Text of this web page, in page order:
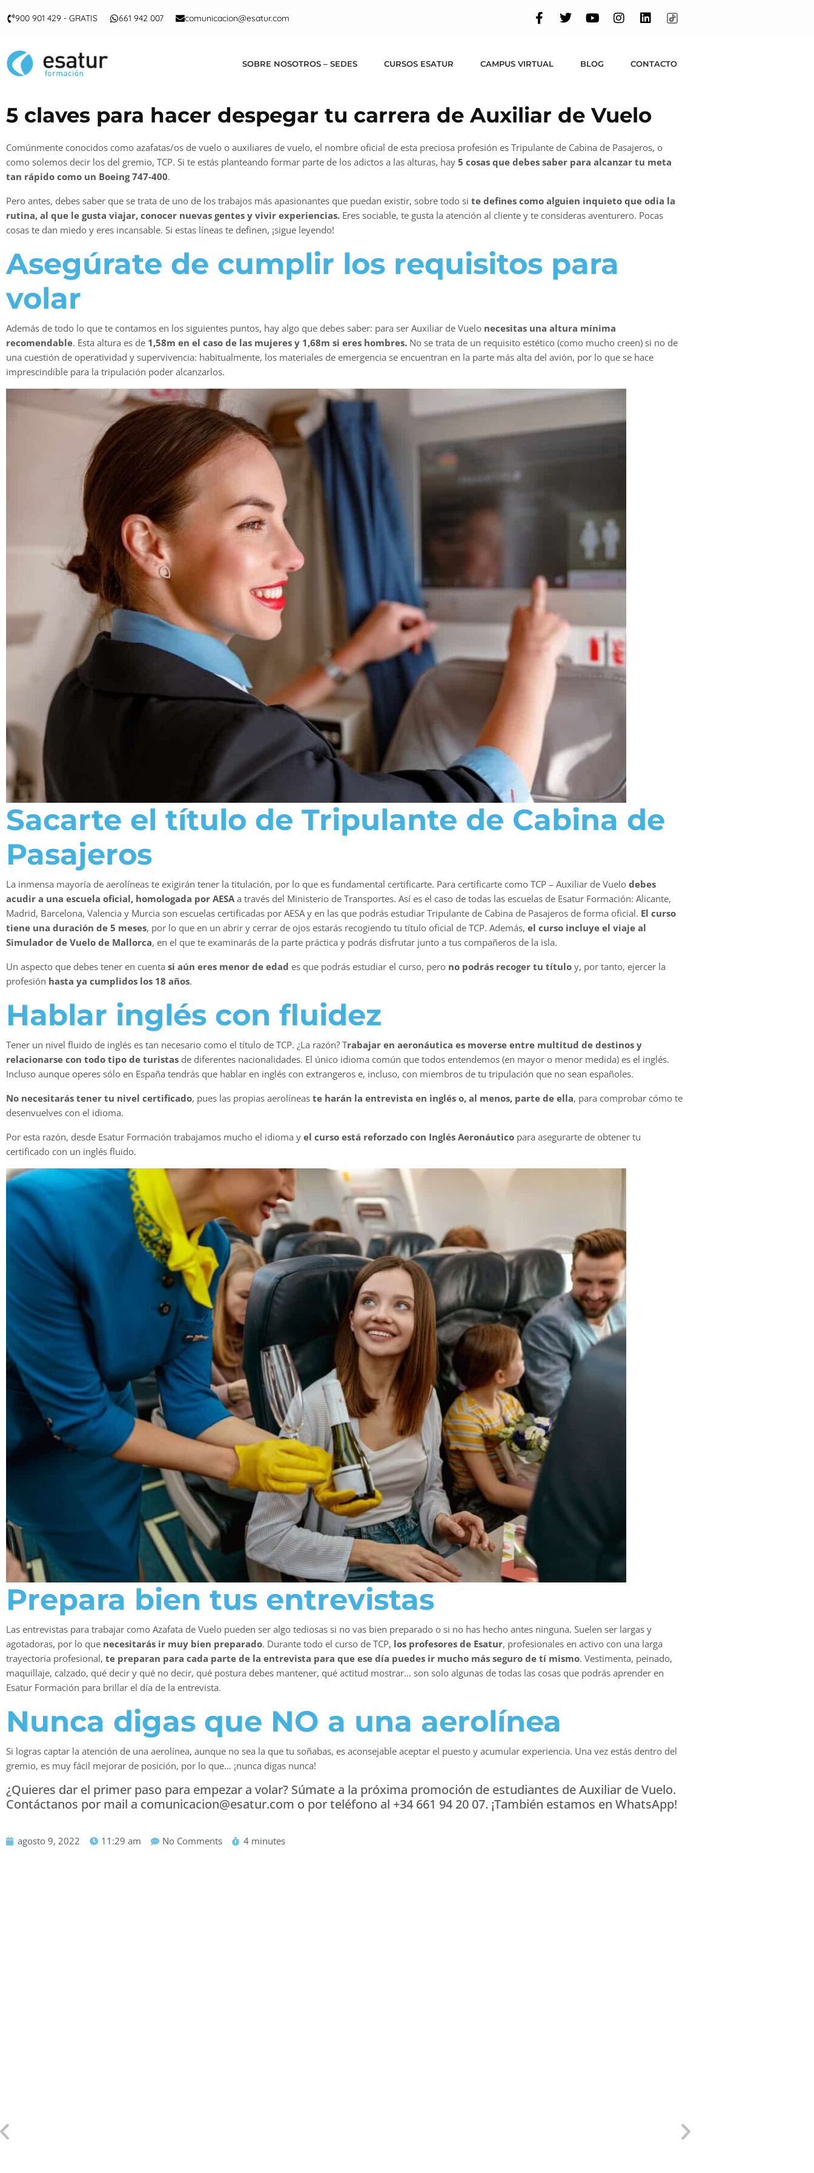
900 901 429 - GRATIS 661 942 007 comunicacion@esatur.com
SOBRE NOSOTROS – SEDES CURSOS ESATUR CAMPUS VIRTUAL BLOG CONTACTO
5 claves para hacer despegar tu carrera de Auxiliar de Vuelo
Comúnmente conocidos como azafatas/os de vuelo o auxiliares de vuelo, el nombre oficial de esta preciosa profesión es Tripulante de Cabina de Pasajeros, o
como solemos decir los del gremio, TCP. Si te estás planteando formar parte de los adictos a las alturas, hay 5 cosas que debes saber para alcanzar tu meta
tan rápido como un Boeing 747-400.
Pero antes, debes saber que se trata de uno de los trabajos más apasionantes que puedan existir, sobre todo si te defines como alguien inquieto que odia la
rutina, al que le gusta viajar, conocer nuevas gentes y vivir experiencias. Eres sociable, te gusta la atención al cliente y te consideras aventurero. Pocas
cosas te dan miedo y eres incansable. Si estas líneas te definen, ¡sigue leyendo!
Asegúrate de cumplir los requisitos para
volar
Además de todo lo que te contamos en los siguientes puntos, hay algo que debes saber: para ser Auxiliar de Vuelo necesitas una altura mínima
recomendable. Esta altura es de 1,58m en el caso de las mujeres y 1,68m si eres hombres. No se trata de un requisito estético (como mucho creen) si no de
una cuestión de operatividad y supervivencia: habitualmente, los materiales de emergencia se encuentran en la parte más alta del avión, por lo que se hace
imprescindible para la tripulación poder alcanzarlos.
Sacarte el título de Tripulante de Cabina de
Pasajeros
La inmensa mayoría de aerolíneas te exigirán tener la titulación, por lo que es fundamental certificarte. Para certificarte como TCP – Auxiliar de Vuelo debes
acudir a una escuela oficial, homologada por AESAa través del Ministerio de Transportes. Así es el caso de todas las escuelas de Esatur Formación: Alicante,
Madrid, Barcelona, Valencia y Murcia son escuelas certificadas por AESA y en las que podrás estudiar Tripulante de Cabina de Pasajeros de forma oficial. El curso
tiene una duración de 5 meses, por lo que en un abrir y cerrar de ojos estarás recogiendo tu título oficial de TCP. Además, el curso incluye el viaje al
Simulador de Vuelo de Mallorca, en el que te examinarás de la parte práctica y podrás disfrutar junto a tus compañeros de la isla.
Un aspecto que debes tener en cuenta si aún eres menor de edad es que podrás estudiar el curso, pero no podrás recoger tu título y, por tanto, ejercer la
profesión hasta ya cumplidos los 18 años.
Hablar inglés con fluidez
Tener un nivel fluido de inglés es tan necesario como el título de TCP. ¿La razón? Trabajar en aeronáutica es moverse entre multitud de destinos y
relacionarse con todo tipo de turistas de diferentes nacionalidades. El único idioma común que todos entendemos (en mayor o menor medida) es el inglés.
Incluso aunque operes sólo en España tendrás que hablar en inglés con extrangeros e, incluso, con miembros de tu tripulación que no sean españoles.
No necesitarás tener tu nivel certificado, pues las propias aerolíneas te harán la entrevista en inglés o, al menos, parte de ella, para comprobar cómo te
desenvuelves con el idioma.
Por esta razón, desde Esatur Formación trabajamos mucho el idioma y el curso está reforzado con Inglés Aeronáutico para asegurarte de obtener tu
certificado con un inglés fluido.
Prepara bien tus entrevistas
Las entrevistas para trabajar como Azafata de Vuelo pueden ser algo tediosas si no vas bien preparado o si no has hecho antes ninguna. Suelen ser largas y
agotadoras, por lo que necesitarás ir muy bien preparado. Durante todo el curso de TCP, los profesores de Esatur, profesionales en activo con una larga
trayectoria profesional, te preparan para cada parte de la entrevista para que ese día puedes ir mucho más seguro de tí mismo. Vestimenta, peinado,
maquillaje, calzado, qué decir y qué no decir, qué postura debes mantener, qué actitud mostrar… son solo algunas de todas las cosas que podrás aprender en
Esatur Formación para brillar el día de la entrevista.
Nunca digas que NO a una aerolínea
Si logras captar la atención de una aerolínea, aunque no sea la que tu soñabas, es aconsejable aceptar el puesto y acumular experiencia. Una vez estás dentro del
gremio, es muy fácil mejorar de posición, por lo que… ¡nunca digas nunca!
¿Quieres dar el primer paso para empezar a volar? Súmate a la próxima promoción de estudiantes de Auxiliar de Vuelo.
Contáctanos por mail a comunicacion@esatur.com o por teléfono al +34 661 94 20 07. ¡También estamos en WhatsApp!
agosto 9, 2022 11:29 am No Comments 4 minutes